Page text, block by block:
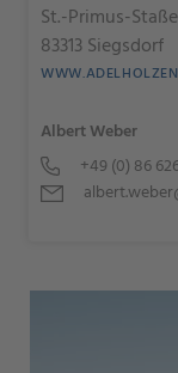
St.-Primus-
83313 Siegsdorf
Albert Weber
+49 (0) 86